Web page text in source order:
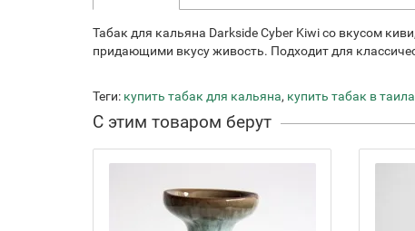
Табак для кальяна Darkside Cyber Kiwi со вкусом
придающими вкусу живость. Подходит для
Теги: купить табак для кальяна, купить табак в
С этим товаром берут